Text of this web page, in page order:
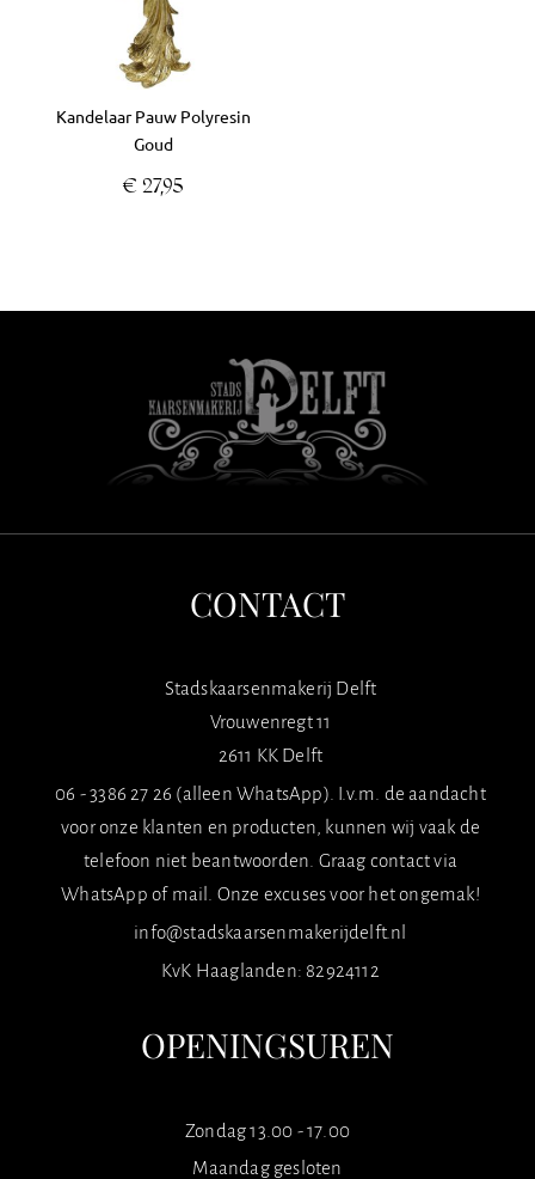
Kandelaar Pauw Polyresin
Goud
€ 27,95
CONTACT
Stadskaarsenmakerij Delft
Vrouwenregt 11
2611 KK Delft
06 - 3386 27 26 (alleen WhatsApp). I.v.m. de aandacht
voor onze klanten en producten, kunnen wij vaak de
telefoon niet beantwoorden. Graag contact via
WhatsApp of mail. Onze excuses voor het ongemak!
info@stadskaarsenmakerijdelft.nl
KvK Haaglanden: 82924112
OPENINGSUREN
Zondag 13.00 - 17.00
Maandag gesloten